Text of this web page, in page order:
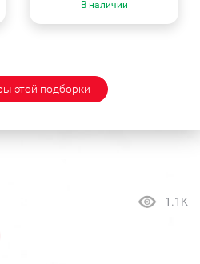
В наличии
этой подборки
1.1K